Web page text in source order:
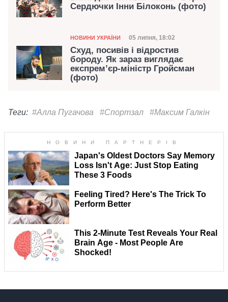
Сердючки Інни Білоконь (фото)
Категорія
НОВИНИ УКРАЇНИ Дата публікації
05 липня, 18:02
Схуд, посивів і відростив
бороду. Як зараз виглядає
експрем’єр-міністр Гройсман
(фото)
Теги: #Алла Пугачова #Спортзал #Максим Галкін